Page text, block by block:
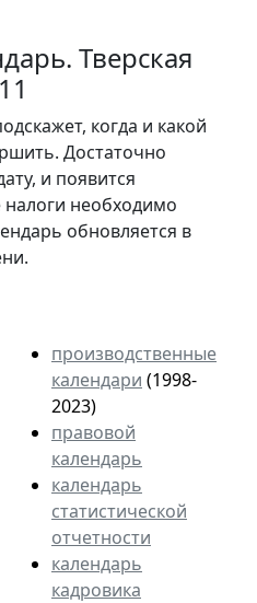
Тверская
когда и какой
Достаточно
и появится
необходимо
обновляется в
производственные
календари (1998-
2023)
правовой
календарь
календарь
статистической
отчетности
календарь
кадровика